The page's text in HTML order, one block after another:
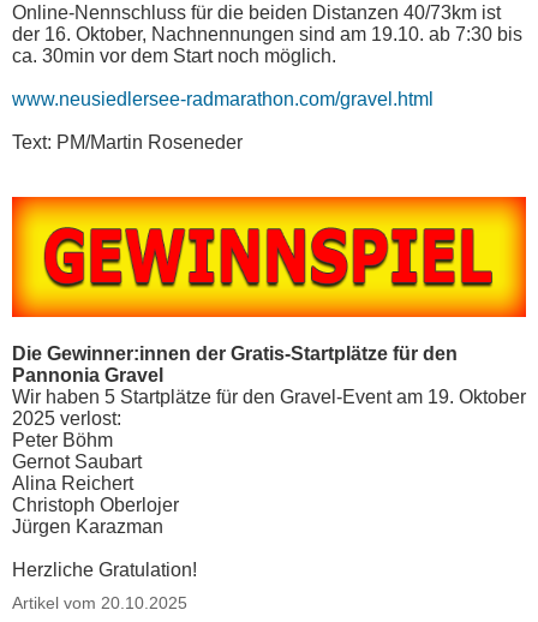
Online-Nennschluss für die beiden Distanzen 40/73km ist
der 16. Oktober, Nachnennungen sind am 19.10. ab 7:30 bis
ca. 30min vor dem Start noch möglich.
www.neusiedlersee-radmarathon.com/gravel.html
Text: PM/Martin Roseneder
Die Gewinner:innen der Gratis-Startplätze für den
Pannonia Gravel
Wir haben 5 Startplätze für den Gravel-Event am 19. Oktober
2025 verlost:
Peter Böhm
Gernot Saubart
Alina Reichert
Christoph Oberlojer
Jürgen Karazman
Herzliche Gratulation!
Artikel vom 20.10.2025